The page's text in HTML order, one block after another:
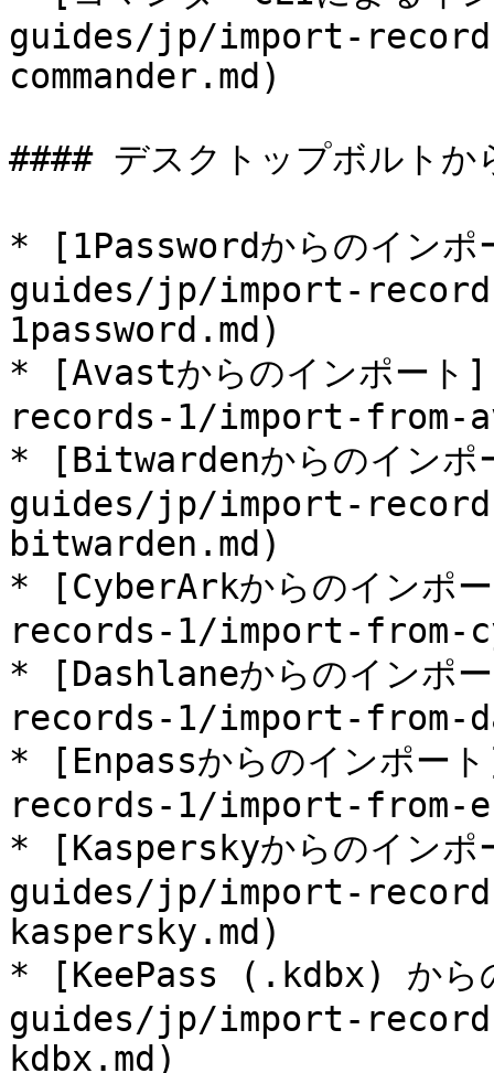
guides/jp/import-
commander.md)
#### デスクトップボルトか
* [1Passwordからのイン
guides/jp/import-
1password.md)
* [Avastからのインポ
records-1/import-from-
* [Bitwardenからのイン
guides/jp/import-
bitwarden.md)
* [CyberArkからのイン
records-1/import-from-
* [Dashlaneからのイン
records-1/import-from-
* [Enpassからのインポ
records-1/import-from-
* [Kasperskyからのイン
guides/jp/import-
kaspersky.md)
* [KeePass (.kdbx) から
guides/jp/import-
kdbx.md)